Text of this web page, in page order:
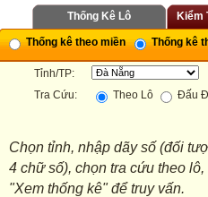
Thống Kê Lô Kiểm
Thống kê theo miền Thống kê
Tỉnh/TP:
Tra Cứu:
Theo Lô Đấu
Chọn tỉnh, nhập dãy số (đối
4 chữ số), chọn tra cứu theo
"Xem thống kê" để truy vấn.